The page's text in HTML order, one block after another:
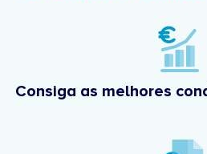
Consiga as melhores